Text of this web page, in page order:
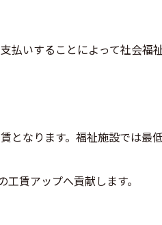
払いすることによって社会福
なります。福祉施設では最
賃アップへ貢献します。